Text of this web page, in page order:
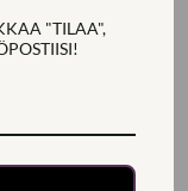
"TILAA",